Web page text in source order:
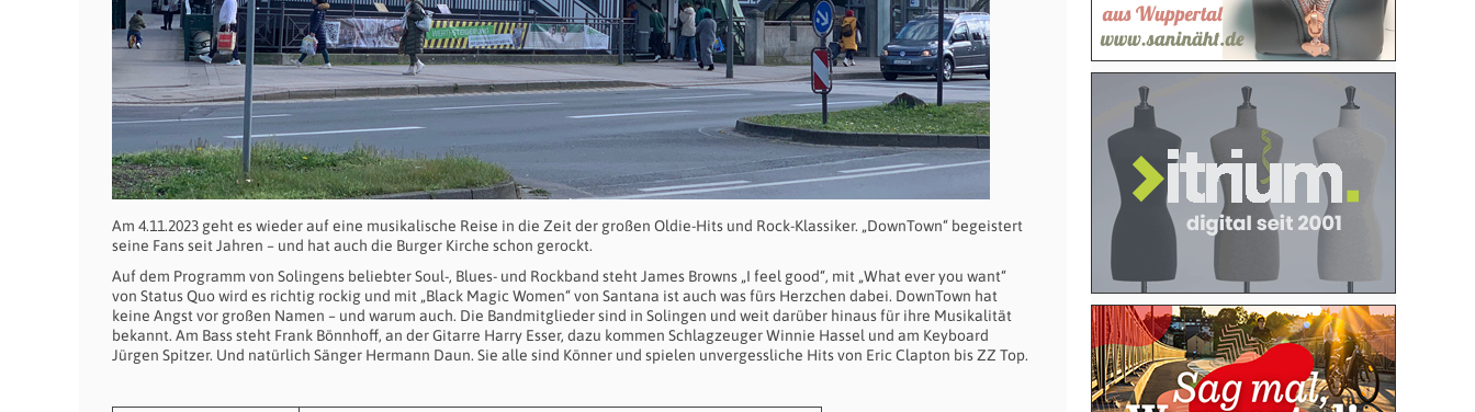
Am 4.11.2023 geht es wieder auf eine musikalische Reise in die Zeit der großen Oldie-Hits und Rock-Klassiker. „DownTown“ begeistert
seine Fans seit Jahren – und hat auch die Burger Kirche schon gerockt.
Auf dem Programm von Solingens beliebter Soul-, Blues- und Rockband steht James Browns „I feel good“, mit „What ever you want“
von Status Quo wird es richtig rockig und mit „Black Magic Women“ von Santana ist auch was fürs Herzchen dabei. DownTown hat
keine Angst vor großen Namen – und warum auch. Die Bandmitglieder sind in Solingen und weit darüber hinaus für ihre Musikalität
bekannt. Am Bass steht Frank Bönnhoff, an der Gitarre Harry Esser, dazu kommen Schlagzeuger Winnie Hassel und am Keyboard
Jürgen Spitzer. Und natürlich Sänger Hermann Daun. Sie alle sind Könner und spielen unvergessliche Hits von Eric Clapton bis ZZ Top.